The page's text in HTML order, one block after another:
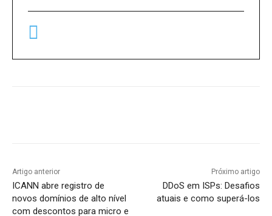
Artigo anterior
ICANN abre registro de
novos domínios de alto nível
com descontos para micro e
Próximo artigo
DDoS em ISPs: Desafios
atuais e como superá-los